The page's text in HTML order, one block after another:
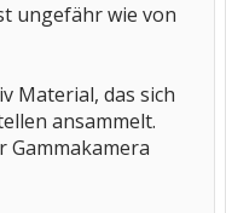
ungefähr wie von
Material, das sich
ansammelt.
Gammakamera